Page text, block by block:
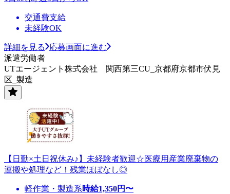
交通費支給
未経験OK
詳細を見る
応募画面に進む
派遣労働者
UTエージェント株式会社 関西第三CU_京都府京都市伏見
区_製造
【日勤×土日祝休み♪】未経験者歓迎☆医療用産業廃棄物の
運搬や処理など！残業ほぼなし◎
軽作業・製造系時給1,350円〜